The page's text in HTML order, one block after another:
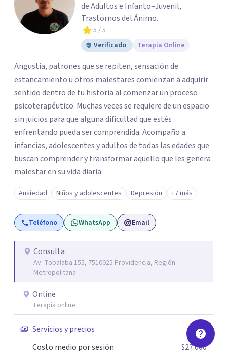
de Adultos e Infanto–Juvenil,
Trastornos del Ánimo.
5 / 5
Verificado
Terapia Online
Angustia, patrones que se repiten, sensación de
estancamiento u otros malestares comienzan a adquirir
sentido dentro de tu historia al comenzar un proceso
psicoterapéutico. Muchas veces se requiere de un espacio
sin juicios para que alguna dificultad que estés
enfrentando pueda ser comprendida. Acompaño a
infancias, adolescentes y adultos de todas las edades que
buscan comprender y transformar aquello que les genera
malestar en su vida diaria.
Ansiedad Niños y adolescentes Depresión +7 más
Teléfono WhatsApp Email
Consulta
Av. Tobalaba 155, 7510025 Providencia, Región
Metropolitana
Online
Terapia online
Servicios y precios
Costo medio por sesión
$27.000